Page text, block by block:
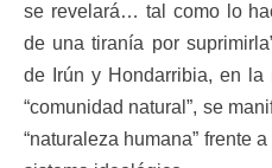
se revelará… tal como lo
de una tiranía por
de Irún y Hondarribia, en la
“comunidad natural”, se
“naturaleza humana” frente